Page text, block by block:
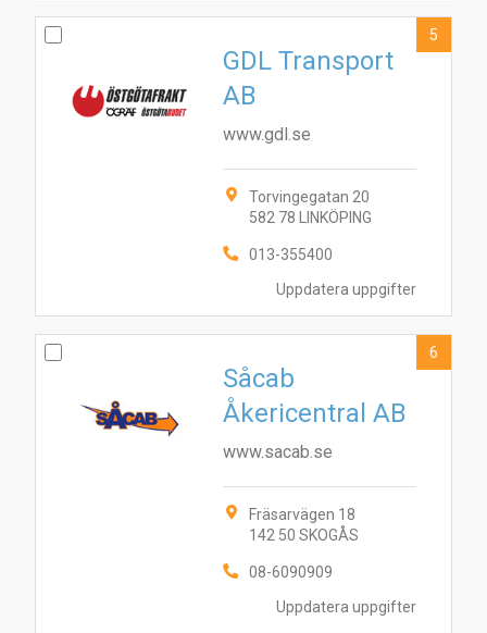
Uppdatera uppgifter
GDL Transport
AB
www.gdl.se
Torvingegatan 20
582 78 LINKÖPING
013-355400
5
Uppdatera uppgifter
Såcab
Åkericentral AB
www.sacab.se
Fräsarvägen 18
142 50 SKOGÅS
08-6090909
6